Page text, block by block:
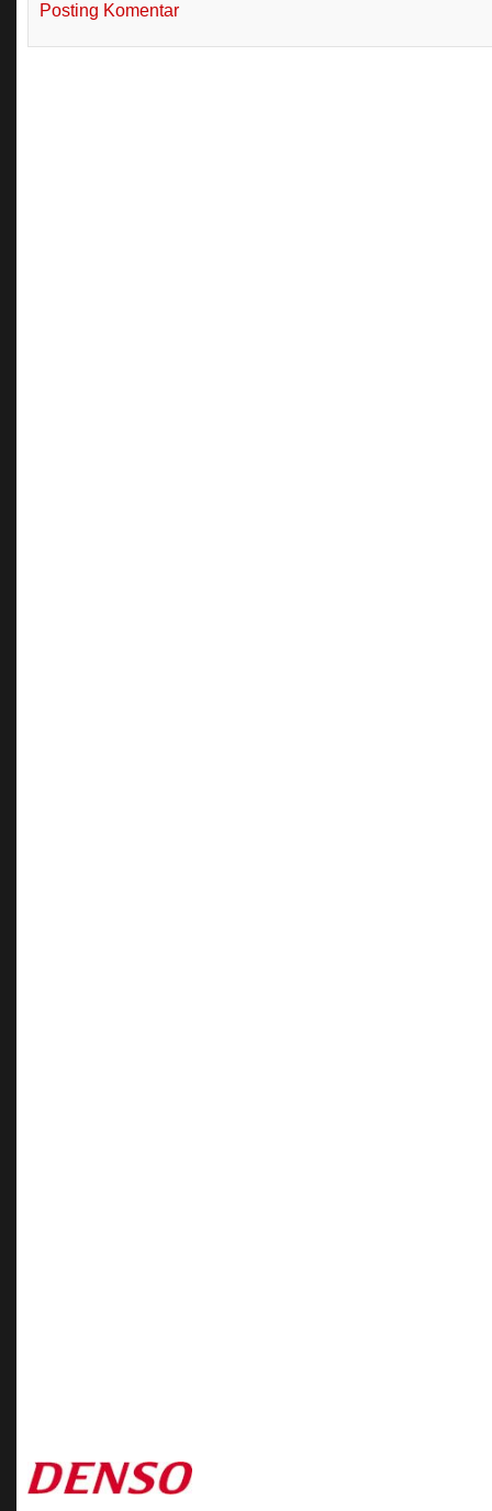
Posting Komentar